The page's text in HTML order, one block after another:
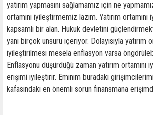
yatırım yapmasını sağlamamız için ne
ortamını iyileştirmemiz lazım. Yatırım
kapsamlı bir alan. Hukuk devletini
yani birçok unsuru içeriyor. Dolayısıyla yatırım
iyileştirilmesi mesela enflasyon varsa
Enflasyonu düşürdüğü zaman yatırım ortamını
erişimi iyileştirir. Eminim buradaki
kafasındaki en önemli sorun finansmana